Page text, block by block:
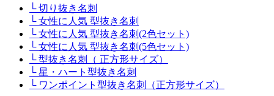
└ 切り抜き名刺
└ 女性に人気 型抜き名刺
└ 女性に人気 型抜き名刺(2色セット)
└ 女性に人気 型抜き名刺(5色セット)
└ 型抜き名刺（ 正方形サイズ）
└ 星・ハート型抜き名刺
└ ワンポイント型抜き名刺（正方形サイズ）